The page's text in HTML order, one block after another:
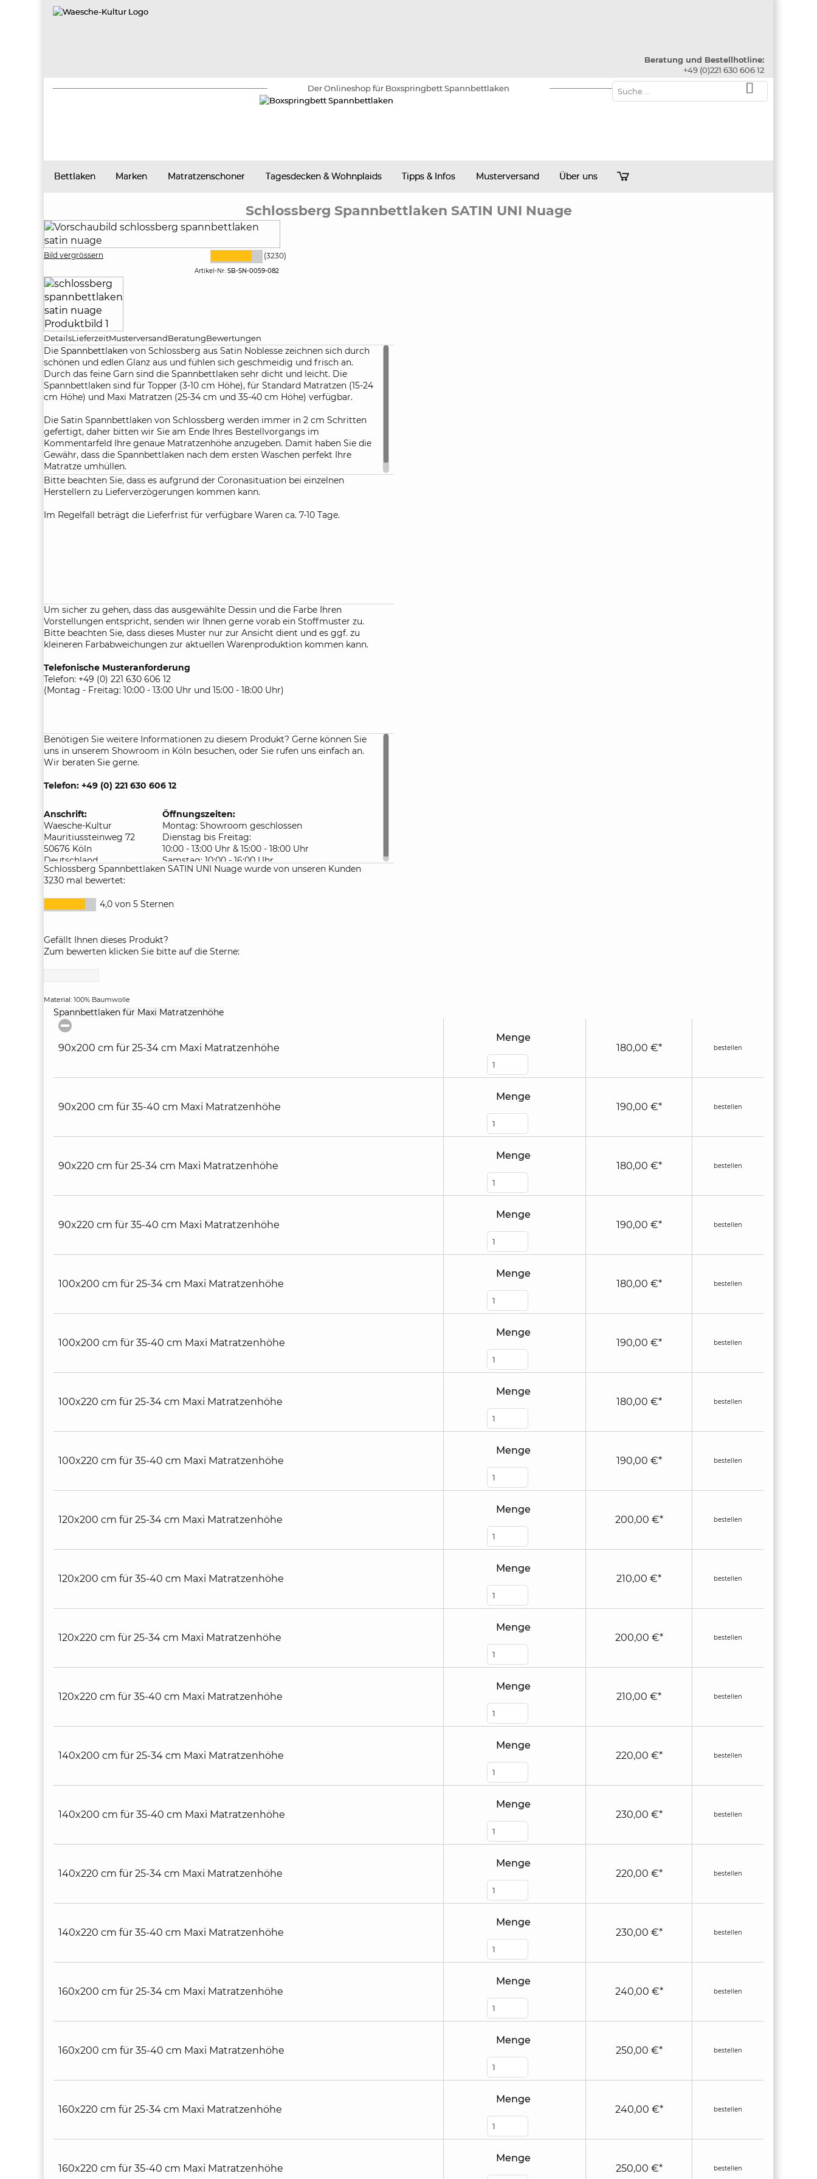
Beratung und Bestellhotline:
+49 (0)221 630 606 12
Der Onlineshop für Boxspringbett Spannbettlaken
Bettlaken Marken Matratzenschoner Tagesdecken & Wohnplaids Tipps & Infos Musterversand Über uns
Schlossberg Spannbettlaken SATIN UNI Nuage
Bild vergrössern (3230)
Artikel-Nr: SB-SN-0059-082
DetailsLieferzeitMusterversandBeratungBewertungen
Die Spannbettlaken von Schlossberg aus Satin Noblesse zeichnen sich durch
schönen und edlen Glanz aus und fühlen sich geschmeidig und frisch an.
Durch das feine Garn sind die Spannbettlaken sehr dicht und leicht. Die
Spannbettlaken sind für Topper (3-10 cm Höhe), für Standard Matratzen (15-24
cm Höhe) und Maxi Matratzen (25-34 cm und 35-40 cm Höhe) verfügbar.
Die Satin Spannbettlaken von Schlossberg werden immer in 2 cm Schritten
gefertigt, daher bitten wir Sie am Ende Ihres Bestellvorgangs im
Kommentarfeld Ihre genaue Matratzenhöhe anzugeben. Damit haben Sie die
Gewähr, dass die Spannbettlaken nach dem ersten Waschen perfekt Ihre
Matratze umhüllen.
Bitte beachten Sie, dass es aufgrund der Coronasituation bei einzelnen
Herstellern zu Lieferverzögerungen kommen kann.
Im Regelfall beträgt die Lieferfrist für verfügbare Waren ca. 7-10 Tage.
Um sicher zu gehen, dass das ausgewählte Dessin und die Farbe Ihren
Vorstellungen entspricht, senden wir Ihnen gerne vorab ein Stoffmuster zu.
Bitte beachten Sie, dass dieses Muster nur zur Ansicht dient und es ggf. zu
kleineren Farbabweichungen zur aktuellen Warenproduktion kommen kann.
Telefonische Musteranforderung
Telefon: +49 (0) 221 630 606 12
(Montag - Freitag: 10:00 - 13:00 Uhr und 15:00 - 18:00 Uhr)
Benötigen Sie weitere Informationen zu diesem Produkt? Gerne können Sie
uns in unserem Showroom in Köln besuchen, oder Sie rufen uns einfach an.
Wir beraten Sie gerne.
Telefon: +49 (0) 221 630 606 12
Anschrift:
Waesche-Kultur
Mauritiussteinweg 72
50676 Köln
Deutschland
Öffnungszeiten:
Montag: Showroom geschlossen
Dienstag bis Freitag:
10:00 - 13:00 Uhr & 15:00 - 18:00 Uhr
Samstag: 10:00 - 16:00 Uhr
Schlossberg Spannbettlaken SATIN UNI Nuage wurde von unseren Kunden
3230 mal bewertet:
4,0 von 5 Sternen
Gefällt Ihnen dieses Produkt?
Zum bewerten klicken Sie bitte auf die Sterne:
Material: 100% Baumwolle
Spannbettlaken für Maxi Matratzenhöhe
contents
90x200 cm für 25-34 cm Maxi Matratzenhöhe
Menge
180,00 €*
bestellen
90x200 cm für 35-40 cm Maxi Matratzenhöhe
Menge
190,00 €*
bestellen
90x220 cm für 25-34 cm Maxi Matratzenhöhe
Menge
180,00 €*
bestellen
90x220 cm für 35-40 cm Maxi Matratzenhöhe
Menge
190,00 €*
bestellen
100x200 cm für 25-34 cm Maxi Matratzenhöhe
Menge
180,00 €*
bestellen
100x200 cm für 35-40 cm Maxi Matratzenhöhe
Menge
190,00 €*
bestellen
100x220 cm für 25-34 cm Maxi Matratzenhöhe
Menge
180,00 €*
bestellen
100x220 cm für 35-40 cm Maxi Matratzenhöhe
Menge
190,00 €*
bestellen
120x200 cm für 25-34 cm Maxi Matratzenhöhe
Menge
200,00 €*
bestellen
120x200 cm für 35-40 cm Maxi Matratzenhöhe
Menge
210,00 €*
bestellen
120x220 cm für 25-34 cm Maxi Matratzenhöhe
Menge
200,00 €*
bestellen
120x220 cm für 35-40 cm Maxi Matratzenhöhe
Menge
210,00 €*
bestellen
140x200 cm für 25-34 cm Maxi Matratzenhöhe
Menge
220,00 €*
bestellen
140x200 cm für 35-40 cm Maxi Matratzenhöhe
Menge
230,00 €*
bestellen
140x220 cm für 25-34 cm Maxi Matratzenhöhe
Menge
220,00 €*
bestellen
140x220 cm für 35-40 cm Maxi Matratzenhöhe
Menge
230,00 €*
bestellen
160x200 cm für 25-34 cm Maxi Matratzenhöhe
Menge
240,00 €*
bestellen
160x200 cm für 35-40 cm Maxi Matratzenhöhe
Menge
250,00 €*
bestellen
160x220 cm für 25-34 cm Maxi Matratzenhöhe
Menge
240,00 €*
bestellen
160x220 cm für 35-40 cm Maxi Matratzenhöhe
Menge
250,00 €*
bestellen